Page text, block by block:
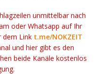
unmittelbar nach
oder Whatsapp auf Ihr
dem Link t.me/NOKZEIT
und hier gibt es den
beide Kanäle kostenlos